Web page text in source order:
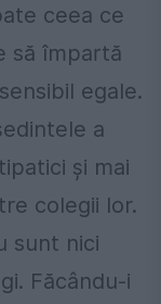
ceea ce
să împartă
egale.
a
şi mai
colegii lor.
sunt nici
Făcându-i